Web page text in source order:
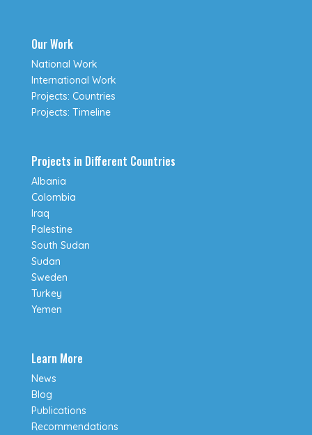
Our Work
National Work
International Work
Projects: Countries
Projects: Timeline
Projects in Different Countries
Albania
Colombia
Iraq
Palestine
South Sudan
Sudan
Sweden
Turkey
Yemen
Learn More
News
Blog
Publications
Recommendations